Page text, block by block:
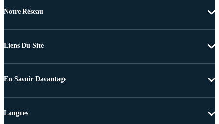
Notre Réseau
Liens Du Site
En Savoir Davantage
Langues